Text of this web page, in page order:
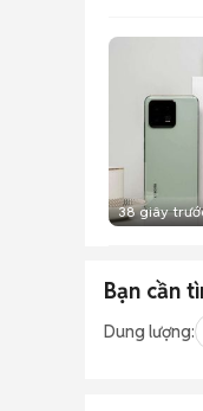
38 giây
Bạn cần
Dung lượng: